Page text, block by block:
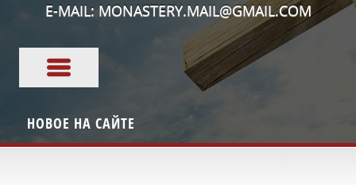
E-MAIL: MONASTERY.MAIL@GMAIL.COM
НОВОЕ НА САЙТЕ